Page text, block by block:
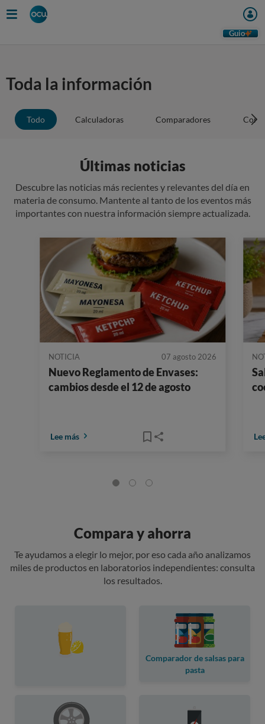
Guio
Toda la información
Todo Calculadoras Comparadores
Últimas noticias
Descubre las noticias más recientes y relevantes del día en
materia de consumo. Mantente al tanto de los eventos más
importantes con nuestra información siempre actualizada.
NOTICIA 07 agosto 2026
Nuevo Reglamento de Envases:
cambios desde el 12 de agosto
Lee más
Compara y ahorra
Te ayudamos a elegir lo mejor, por eso cada año analizamos
miles de productos en laboratorios independientes: consulta
los resultados.
Comparador de salsas para
pasta